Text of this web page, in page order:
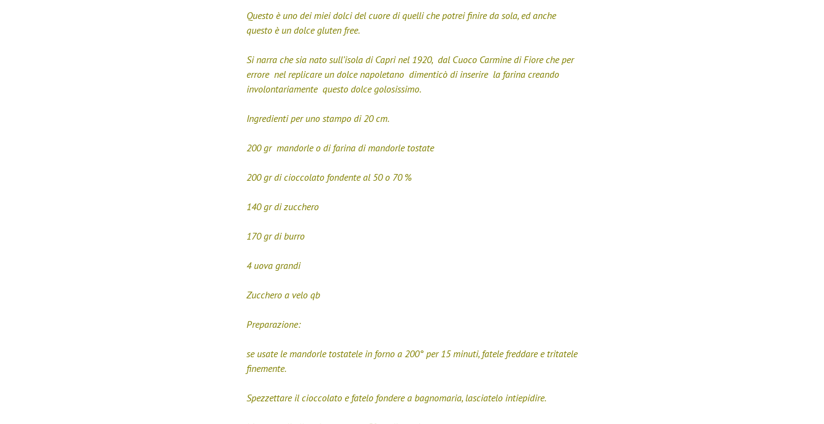
Questo è uno dei miei dolci del cuore di quelli che potrei finire da sola, ed anche
questo è un dolce gluten free.
Si narra che sia nato sull’isola di Capri nel 1920, dal Cuoco Carmine di Fiore che per
errore nel replicare un dolce napoletano dimenticò di inserire la farina creando
involontariamente questo dolce golosissimo.
Ingredienti per uno stampo di 20 cm.
200 gr mandorle o di farina di mandorle tostate
200 gr di cioccolato fondente al 50 o 70 %
140 gr di zucchero
170 gr di burro
4 uova grandi
Zucchero a velo qb
Preparazione:
se usate le mandorle tostatele in forno a 200° per 15 minuti, fatele freddare e tritatele
finemente.
Spezzettare il cioccolato e fatelo fondere a bagnomaria, lasciatelo intiepidire.